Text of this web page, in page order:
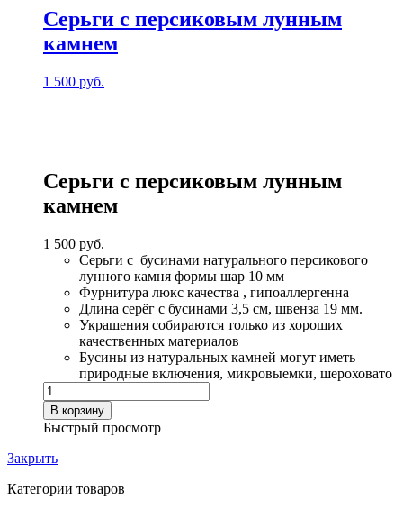
Серьги с персиковым лунным
камнем
1 500 руб.
Серьги с персиковым лунным
камнем
1 500 руб.
Серьги с бусинами натурального персикового
лунного камня формы шар 10 мм
Фурнитура люкс качества , гипоаллергенна
Длина серёг с бусинами 3,5 см, швенза 19 мм.
Украшения собираются только из хороших
качественных материалов
Бусины из натуральных камней могут иметь
природные включения, микровыемки, шероховато
Количество
товара
Серьги
с
персиковым
лунным
камнем
В корзину
Быстрый просмотр
Закрыть
Категории товаров